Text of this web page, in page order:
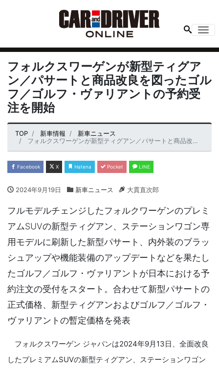
フォルクスワーゲンが新型ティグア
ン／パサートと商品改良を図ったゴル
フ／ゴルフ・ヴァリアントの予約受
注を開始
TOP 新車情報
新車ニュース
フォルクスワーゲンが新型ティグアン／パサートと商品改良を図ったゴルフ／ゴルフ・ヴァリアントの予約受注を開始
Facebook X Hatena Pocket LINE
2024年9月19日 新車ニュース 大貫直次郎
フルモデルチェンジしたフォルクワーゲンのプレミ
アムSUVの新型ティグアン、ステーションワゴン専
用モデルに刷新した新型パサート、内外装のブラッ
シュアップや機能装備のアップデートなどを果たし
たゴルフ／ゴルフ・ヴァリアントが日本における予
約注文の受付をスタート。合わせて新型パサートの
正式価格、新型ティグアンおよびゴルフ／ゴルフ・
ヴァリアントの暫定価格を発表
フォルクスワーゲン ジャパンは2024年9月13日、全面改良
したプレミアムSUVの新型ティグアン、ステーションワゴン